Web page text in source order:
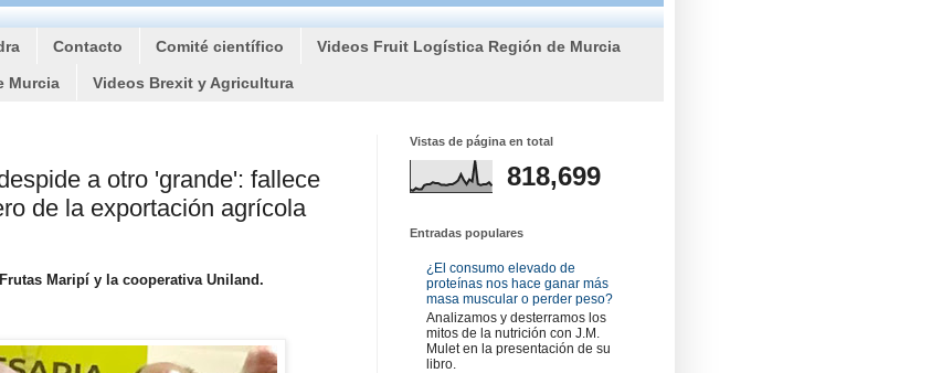
Contacto Comité científico Videos Fruit Logística Región de Murcia
Murcia Videos Brexit y Agricultura
a otro 'grande': fallece
de la exportación agrícola
Maripí y la cooperativa Uniland.
Vistas de página en total
818,699
Entradas populares
¿El consumo elevado de
proteínas nos hace ganar más
masa muscular o perder peso?
Analizamos y desterramos los
mitos de la nutrición con J.M.
Mulet en la presentación de su
libro.